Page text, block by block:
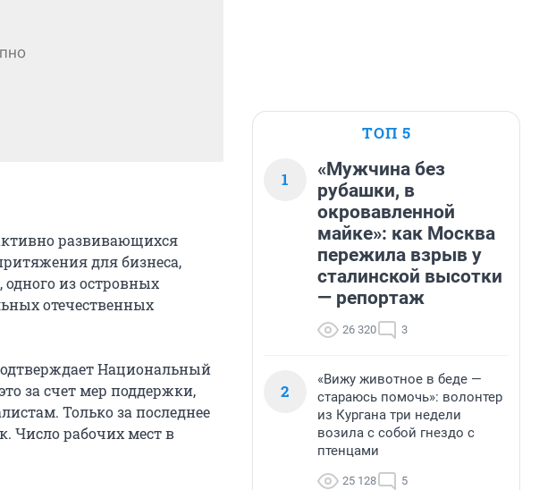
развивающихся
для бизнеса,
одного из островных
отечественных
Национальный
за счет мер поддержки,
Только за последнее
Число рабочих мест в
ТОП 5
1
«Мужчина без
рубашки, в
окровавленной
майке»: как Москва
пережила взрыв у
сталинской высотки
— репортаж
26 320 3
2
«Вижу животное в беде —
стараюсь помочь»: волонтер
из Кургана три недели
возила с собой гнездо с
птенцами
25 128 5